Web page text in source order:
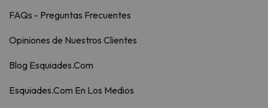
FAQs - Preguntas Frecuentes
Opiniones de Nuestros Clientes
Blog Esquiades.Com
Esquiades.Com En Los Medios